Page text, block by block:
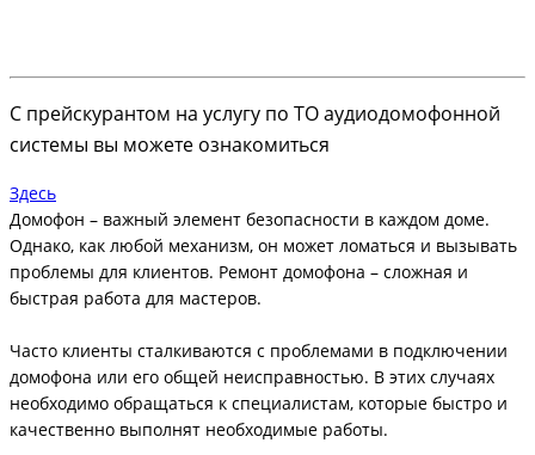
С прейскурантом на услугу по ТО аудиодомофонной
системы вы можете ознакомиться
Здесь
Домофон – важный элемент безопасности в каждом доме.
Однако, как любой механизм, он может ломаться и вызывать
проблемы для клиентов. Ремонт домофона – сложная и
быстрая работа для мастеров.
Часто клиенты сталкиваются с проблемами в подключении
домофона или его общей неисправностью. В этих случаях
необходимо обращаться к специалистам, которые быстро и
качественно выполнят необходимые работы.